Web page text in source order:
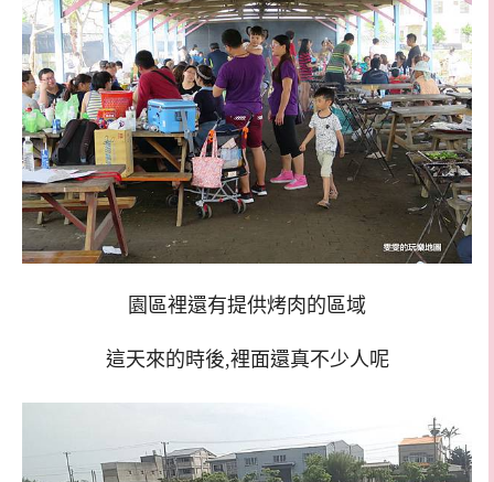
園區裡還有提供烤肉的區域
這天來的時後,裡面還真不少人呢